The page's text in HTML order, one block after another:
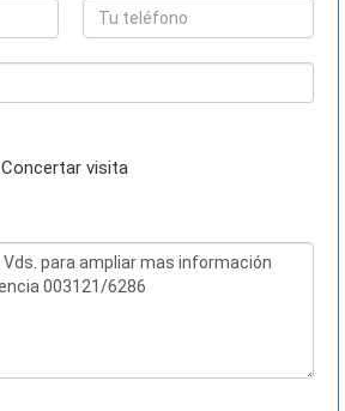
Concertar visita